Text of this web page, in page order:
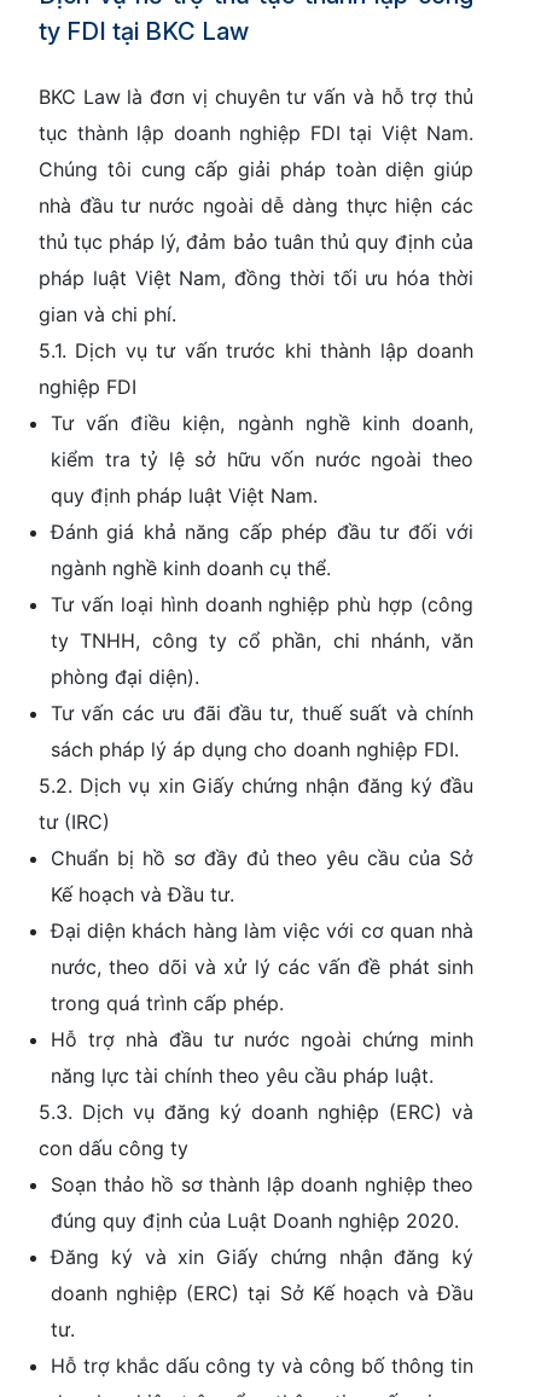
ty FDI tại BKC Law
BKC Law là đơn vị chuyên tư vấn và hỗ trợ thủ
tục thành lập doanh nghiệp FDI tại Việt Nam.
Chúng tôi cung cấp giải pháp toàn diện giúp
nhà đầu tư nước ngoài dễ dàng thực hiện các
thủ tục pháp lý, đảm bảo tuân thủ quy định của
pháp luật Việt Nam, đồng thời tối ưu hóa thời
gian và chi phí.
5.1. Dịch vụ tư vấn trước khi thành lập doanh
nghiệp FDI
Tư vấn điều kiện, ngành nghề kinh doanh,
kiểm tra tỷ lệ sở hữu vốn nước ngoài theo
quy định pháp luật Việt Nam.
Đánh giá khả năng cấp phép đầu tư đối với
ngành nghề kinh doanh cụ thể.
Tư vấn loại hình doanh nghiệp phù hợp (công
ty TNHH, công ty cổ phần, chi nhánh, văn
phòng đại diện).
Tư vấn các ưu đãi đầu tư, thuế suất và chính
sách pháp lý áp dụng cho doanh nghiệp FDI.
5.2. Dịch vụ xin Giấy chứng nhận đăng ký đầu
tư (IRC)
Chuẩn bị hồ sơ đầy đủ theo yêu cầu của Sở
Kế hoạch và Đầu tư.
Đại diện khách hàng làm việc với cơ quan nhà
nước, theo dõi và xử lý các vấn đề phát sinh
trong quá trình cấp phép.
Hỗ trợ nhà đầu tư nước ngoài chứng minh
năng lực tài chính theo yêu cầu pháp luật.
5.3. Dịch vụ đăng ký doanh nghiệp (ERC) và
con dấu công ty
Soạn thảo hồ sơ thành lập doanh nghiệp theo
đúng quy định của Luật Doanh nghiệp 2020.
Đăng ký và xin Giấy chứng nhận đăng ký
doanh nghiệp (ERC) tại Sở Kế hoạch và Đầu
tư.
Hỗ trợ khắc dấu công ty và công bố thông tin